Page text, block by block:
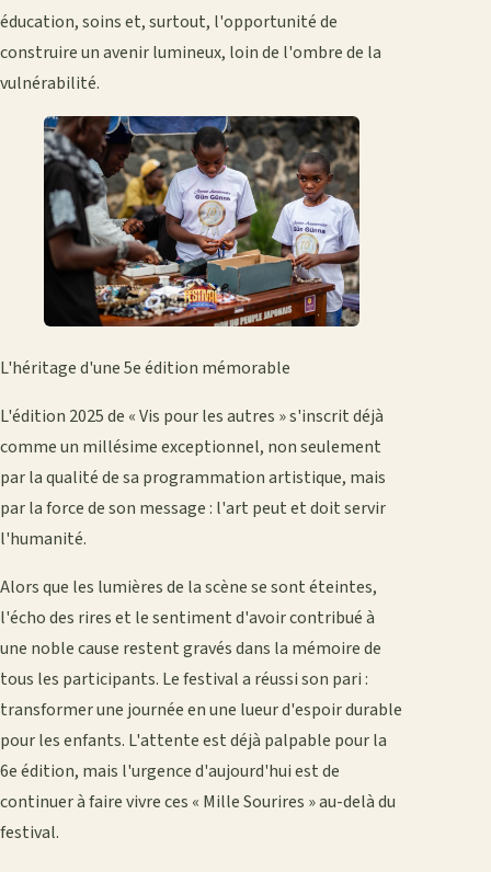
éducation, soins et, surtout, l'opportunité de
construire un avenir lumineux, loin de l'ombre de la
vulnérabilité.
L'héritage d'une 5e édition mémorable
L'édition 2025 de « Vis pour les autres » s'inscrit déjà
comme un millésime exceptionnel, non seulement
par la qualité de sa programmation artistique, mais
par la force de son message : l'art peut et doit servir
l'humanité.
Alors que les lumières de la scène se sont éteintes,
l'écho des rires et le sentiment d'avoir contribué à
une noble cause restent gravés dans la mémoire de
tous les participants. Le festival a réussi son pari :
transformer une journée en une lueur d'espoir durable
pour les enfants. L'attente est déjà palpable pour la
6e édition, mais l'urgence d'aujourd'hui est de
continuer à faire vivre ces « Mille Sourires » au-delà du
festival.